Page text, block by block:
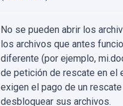
No se pueden abrir los
los archivos que antes
diferente (por ejemplo,
de petición de rescate en el
exigen el pago de un
desbloquear sus archivos.